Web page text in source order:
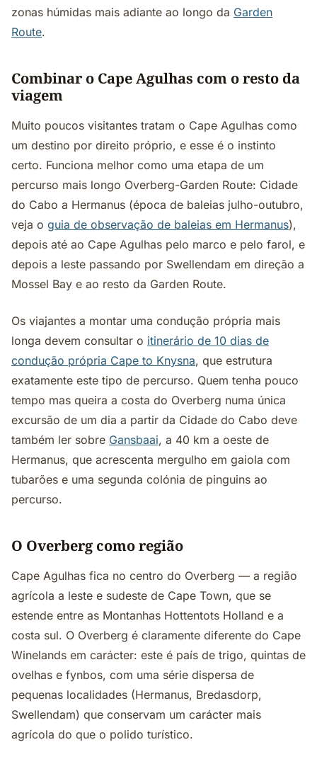
zonas húmidas mais adiante ao longo da Garden
Route.
Combinar o Cape Agulhas com o resto da
viagem
Muito poucos visitantes tratam o Cape Agulhas como
um destino por direito próprio, e esse é o instinto
certo. Funciona melhor como uma etapa de um
percurso mais longo Overberg-Garden Route: Cidade
do Cabo a Hermanus (época de baleias julho-outubro,
veja o guia de observação de baleias em Hermanus),
depois até ao Cape Agulhas pelo marco e pelo farol, e
depois a leste passando por Swellendam em direção a
Mossel Bay e ao resto da Garden Route.
Os viajantes a montar uma condução própria mais
longa devem consultar o itinerário de 10 dias de
condução própria Cape to Knysna, que estrutura
exatamente este tipo de percurso. Quem tenha pouco
tempo mas queira a costa do Overberg numa única
excursão de um dia a partir da Cidade do Cabo deve
também ler sobre Gansbaai, a 40 km a oeste de
Hermanus, que acrescenta mergulho em gaiola com
tubarões e uma segunda colónia de pinguins ao
percurso.
O Overberg como região
Cape Agulhas fica no centro do Overberg — a região
agrícola a leste e sudeste de Cape Town, que se
estende entre as Montanhas Hottentots Holland e a
costa sul. O Overberg é claramente diferente do Cape
Winelands em carácter: este é país de trigo, quintas de
ovelhas e fynbos, com uma série dispersa de
pequenas localidades (Hermanus, Bredasdorp,
Swellendam) que conservam um carácter mais
agrícola do que o polido turístico.